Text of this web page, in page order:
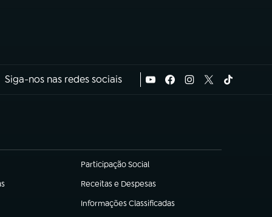
Siga-nos nas redes sociais
Participação Social
(abre em nova aba)
Receitas e Despesas
(abre em nova aba)
Informações Classificadas
(abre em nova aba)